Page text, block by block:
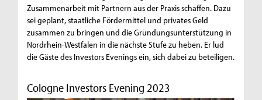
Zusammenarbeit mit Partnern aus der Praxis schaffen. Dazu
sei geplant, staatliche Fördermittel und privates Geld
zusammen zu bringen und die Gründungsunterstützung in
Nordrhein-Westfalen in die nächste Stufe zu heben. Er lud
die Gäste des Investors Evenings ein, sich dabei zu beteiligen.
Cologne Investors Evening 2023